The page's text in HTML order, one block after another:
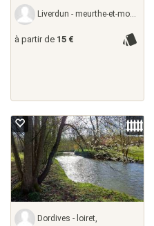
Liverdun - meurthe-et-moselle,
à partir de 15 €
Dordives - loiret,